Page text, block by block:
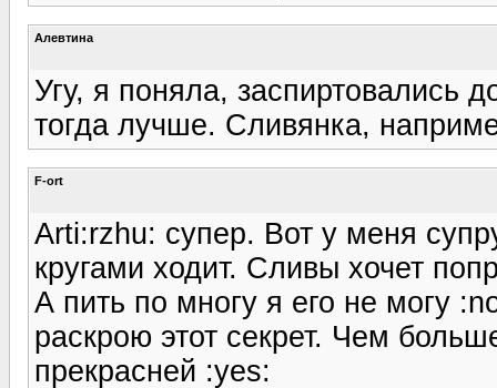
Алевтина
Угу, я поняла, заспиртовались
тогда лучше. Сливянка,
F-ort
Arti:rzhu: супер. Вот у меня
кругами ходит. Сливы хочет
А пить по многу я его не могу
раскрою этот секрет. Чем
прекрасней :yes: